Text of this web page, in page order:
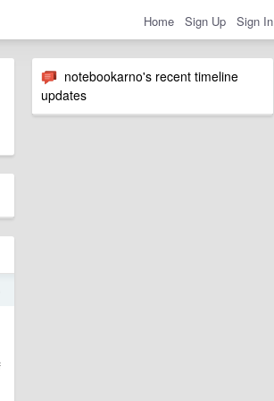
Home Sign Up Sign In
notebookarno's recent timeline
updates